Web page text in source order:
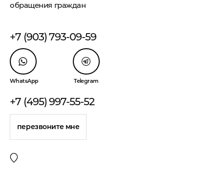
обращения граждан
+7 (903) 793-09-59
WhatsApp Telegram
+7 (495) 997-55-52
перезвоните мне